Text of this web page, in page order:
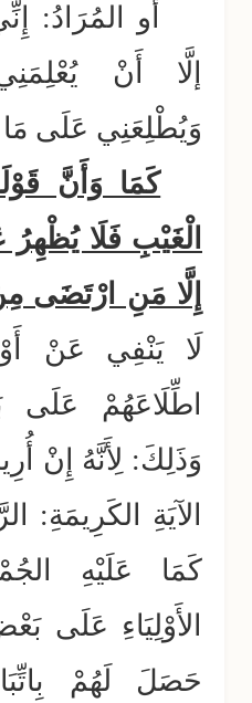
أَو المُرَادُ:
إلَّا أَنْ
وَيُطْلِعَنِي عَلَى
كَمَا وَأَنَّ
الْغَيْبِ فَلَا
إِلَّا مَنِ ارْتَضَى
لَا يَنْفِي عَنْ
اطِّلَاعَهُمْ عَلَى
وَذَلِكَ: لِأَنَّهُ إِنْ
الآيَةِ
كَمَا عَلَيْهِ
الأَوْلِيَاءِ عَلَى
حَصَلَ لَهُمْ